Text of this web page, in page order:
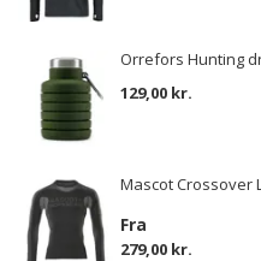
Orrefors Hunting
129,00 kr.
Mascot Crossover
Fra
279,00 kr.